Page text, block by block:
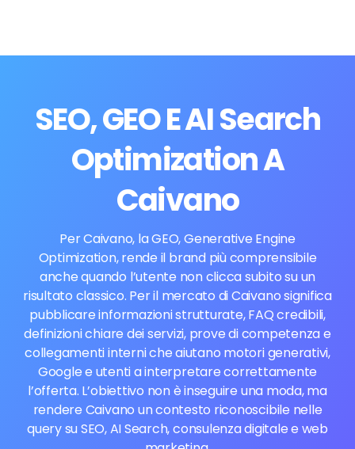
SEO, GEO E AI Search
Optimization A
Caivano
Per Caivano, la GEO, Generative Engine
Optimization, rende il brand più comprensibile
anche quando l’utente non clicca subito su un
risultato classico. Per il mercato di Caivano significa
pubblicare informazioni strutturate, FAQ credibili,
definizioni chiare dei servizi, prove di competenza e
collegamenti interni che aiutano motori generativi,
Google e utenti a interpretare correttamente
l’offerta. L’obiettivo non è inseguire una moda, ma
rendere Caivano un contesto riconoscibile nelle
query su SEO, AI Search, consulenza digitale e web